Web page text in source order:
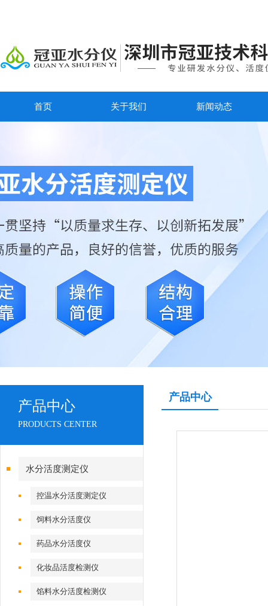
首页 关于我们 新闻动态
产品中心
PRODUCTS CENTER
水分活度测定仪
控温水分活度测定仪
饲料水分活度仪
药品水分活度仪
化妆品活度检测仪
馅料水分活度检测仪
产品中心